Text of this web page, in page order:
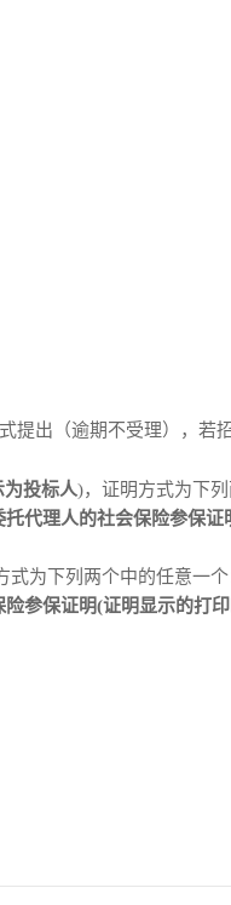
提出（逾期不受理），若
为投标人)，证明方式为下列
代理人的社会保险参保证
式为下列 两个中的任意一个
险参保证明(证明显示的打